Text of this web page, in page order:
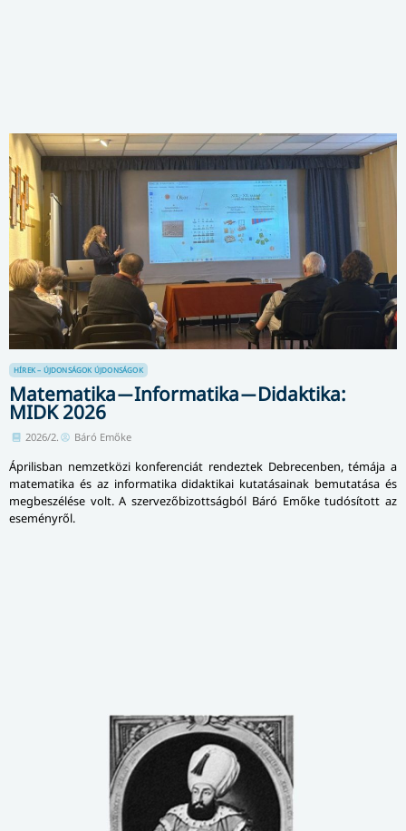
HÍREK – ÚJDONSÁGOK ÚJDONSÁGOK
Matematika ̶ Informatika ̶ Didaktika:
MIDK 2026
2026/2. Báró Emőke
Áprilisban nemzetközi konferenciát rendeztek Debrecenben, témája a
matematika és az informatika didaktikai kutatásainak bemutatása és
megbeszélése volt. A szervezőbizottságból Báró Emőke tudósított az
eseményről.